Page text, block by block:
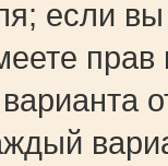
если
прав